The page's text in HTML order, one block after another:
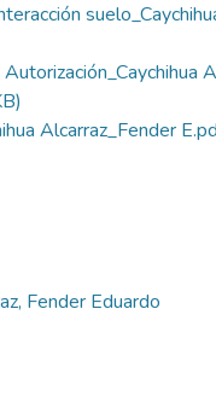
Alcarraz_Fender
Fender Eduardo